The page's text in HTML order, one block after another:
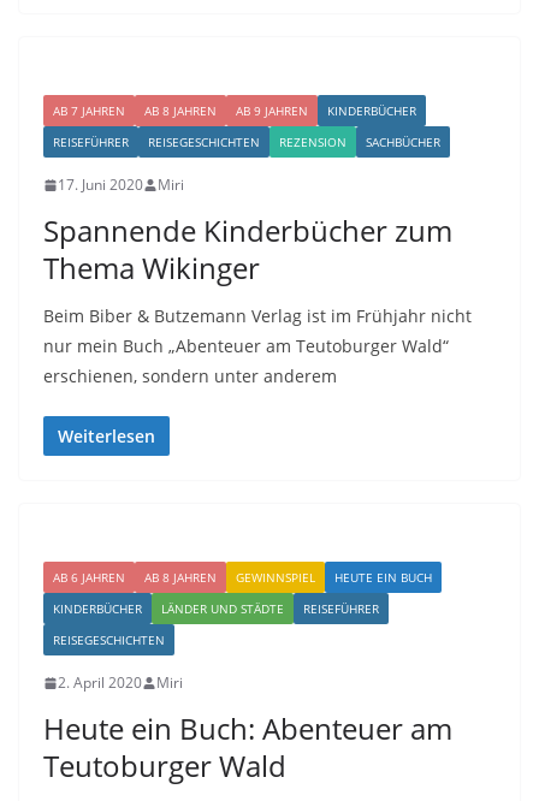
AB 7 JAHREN AB 8 JAHREN AB 9 JAHREN
KINDERBÜCHER
REISEFÜHRER
REISEGESCHICHTEN REZENSION SACHBÜCHER
17. Juni 2020 Miri
Spannende Kinderbücher zum
Thema Wikinger
Beim Biber & Butzemann Verlag ist im Frühjahr nicht
nur mein Buch „Abenteuer am Teutoburger Wald“
erschienen, sondern unter anderem
Weiterlesen
AB 6 JAHREN AB 8 JAHREN GEWINNSPIEL
HEUTE EIN BUCH
KINDERBÜCHER
LÄNDER UND STÄDTE
REISEFÜHRER
REISEGESCHICHTEN
2. April 2020 Miri
Heute ein Buch: Abenteuer am
Teutoburger Wald